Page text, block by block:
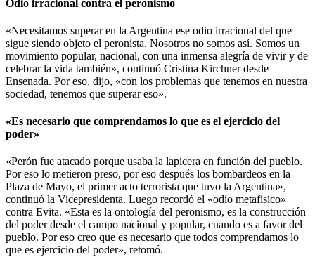
Odio irracional contra el peronismo
«Necesitamos superar en la Argentina ese odio irracional del que
sigue siendo objeto el peronista. Nosotros no somos así. Somos un
movimiento popular, nacional, con una inmensa alegría de vivir y de
celebrar la vida también», continuó Cristina Kirchner desde
Ensenada. Por eso, dijo, «con los problemas que tenemos en nuestra
sociedad, tenemos que superar eso».
«Es necesario que comprendamos lo que es el ejercicio del
poder»
«Perón fue atacado porque usaba la lapicera en función del pueblo.
Por eso lo metieron preso, por eso después los bombardeos en la
Plaza de Mayo, el primer acto terrorista que tuvo la Argentina»,
continuó la Vicepresidenta. Luego recordó el «odio metafísico»
contra Evita. «Esta es la ontología del peronismo, es la construcción
del poder desde el campo nacional y popular, cuando es a favor del
pueblo. Por eso creo que es necesario que todos comprendamos lo
que es ejercicio del poder», retomó.